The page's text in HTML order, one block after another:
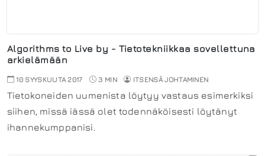
Algorithms to Live by - Tietotekniikkaa sovellettuna
arkielämään
10 SYYSKUUTA 2017 3 MIN ITSENSÄ JOHTAMINEN
Tietokoneiden uumenista löytyy vastaus esimerkiksi
siihen, missä iässä olet todennäköisesti löytänyt
ihannekumppanisi.